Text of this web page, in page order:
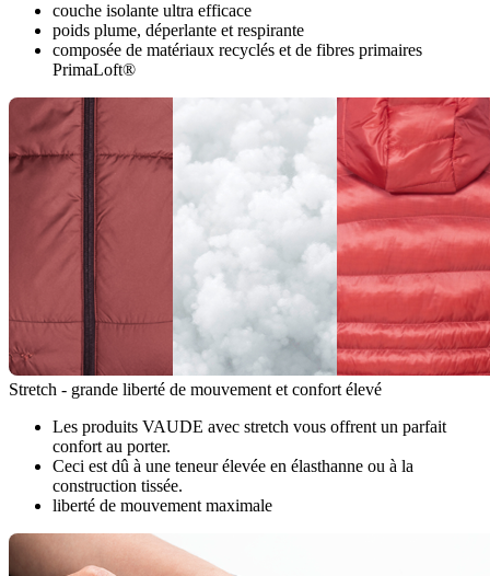
couche isolante ultra efficace
poids plume, déperlante et respirante
composée de matériaux recyclés et de fibres primaires
PrimaLoft®
Stretch - grande liberté de mouvement et confort élevé
Les produits VAUDE avec stretch vous offrent un parfait
confort au porter.
Ceci est dû à une teneur élevée en élasthanne ou à la
construction tissée.
liberté de mouvement maximale